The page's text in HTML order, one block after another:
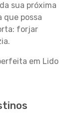
sua próxima
que possa
forjar
em Lido